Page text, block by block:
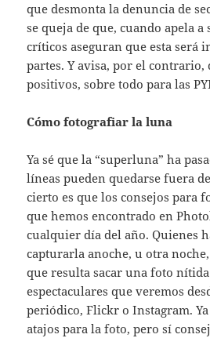
que desmonta la denuncia de
se queja de que, cuando apela
críticos aseguran que esta será
partes. Y avisa, por el contrario,
positivos, sobre todo para las
Cómo fotografiar la luna
Ya sé que la “superluna” ha
líneas pueden quedarse fuera
cierto es que los consejos para
que hemos encontrado en
cualquier día del año. Quienes
capturarla anoche, u otra
que resulta sacar una foto nítida
espectaculares que veremos
periódico, Flickr o Instagram.
atajos para la foto, pero sí